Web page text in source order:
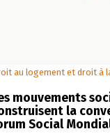
au logement et droit à
mouvements
la
Social